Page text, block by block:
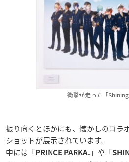
衝撃が走った「Shining
振り向くとほかにも、懐かしのコラ
ショットが展示されています。
中には「 PRINCE PARKA. 」や「